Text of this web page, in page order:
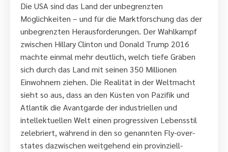
Die USA sind das Land der unbegrenzten
Möglichkeiten – und für die Marktforschung das der
unbegrenzten Herausforderungen. Der Wahlkampf
zwischen Hillary Clinton und Donald Trump 2016
machte einmal mehr deutlich, welch tiefe Gräben
sich durch das Land mit seinen 350 Millionen
Einwohnern ziehen. Die Realität in der Weltmacht
sieht so aus, dass an den Küsten von Pazifik und
Atlantik die Avantgarde der industriellen und
intellektuellen Welt einen progressiven Lebensstil
zelebriert, während in den so genannten Fly-over-
states dazwischen weitgehend ein provinziell-